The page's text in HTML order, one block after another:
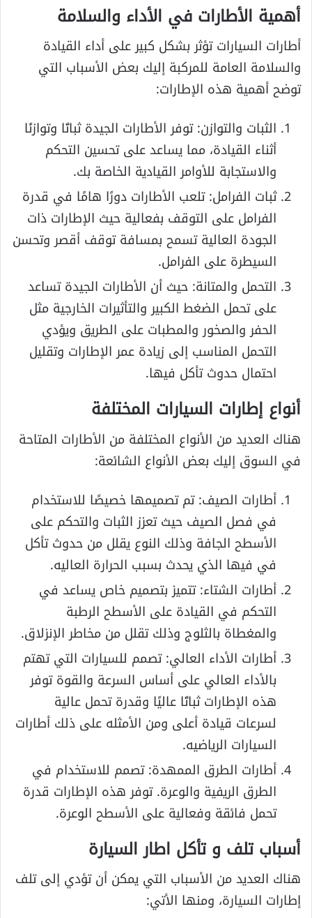
أهمية الأطارات في الأداء والسلامة
أطارات السيارات تؤثر بشكل كبير على أداء القيادة
والسلامة العامة للمركبة إليك بعض الأسباب التي
توضح أهمية هذه الإطارات:
الثبات والتوازن: توفر الأطارات الجيدة ثباتًا وتوازنًا
أثناء القيادة، مما يساعد على تحسين التحكم
والاستجابة للأوامر القيادية الخاصة بك.
ثبات الفرامل: تلعب الأطارات دورًا هامًا في قدرة
الفرامل على التوقف بفعالية حيث الإطارات ذات
الجودة العالية تسمح بمسافة توقف أقصر وتحسن
السيطرة على الفرامل.
التحمل والمتانة: حيث أن الأطارات الجيدة تساعد
على تحمل الضغط الكبير والتأثيرات الخارجية مثل
الحفر والصخور والمطبات على الطريق ويؤدي
التحمل المناسب إلى زيادة عمر الإطارات وتقليل
احتمال حدوث تأكل فيها.
أنواع إطارات السيارات المختلفة
هناك العديد من الأنواع المختلفة من الأطارات المتاحة
في السوق إليك بعض الأنواع الشائعة:
أطارات الصيف: تم تصميمها خصيصًا للاستخدام
في فصل الصيف حيث تعزز الثبات والتحكم على
الأسطح الجافة وذلك النوع يقلل من حدوث تأكل
في فيها الذي يحدث بسبب الحرارة العاليه.
أطارات الشتاء: تتميز بتصميم خاص يساعد في
التحكم في القيادة على الأسطح الرطبة
والمغطاة بالثلوج وذلك تقلل من مخاطر الإنزلاق.
أطارات الأداء العالي: تصمم للسيارات التي تهتم
بالأداء العالي على أساس السرعة والقوة توفر
هذه الإطارات ثباتًا عاليًا وقدرة تحمل عالية
لسرعات قيادة أعلى ومن الأمثله على ذلك أطارات
السيارات الرياضيه.
أطارات الطرق الممهدة: تصمم للاستخدام في
الطرق الريفية والوعرة. توفر هذه الإطارات قدرة
تحمل فائقة وفعالية على الأسطح الوعرة.
أسباب تلف و تأكل اطار السيارة
هناك العديد من الأسباب التي يمكن أن تؤدي إلى تلف
إطارات السيارة، ومنها الأتي: